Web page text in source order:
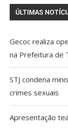
ÚLTIMAS
Gecoc realiza
na Prefeitura de
STJ condena
crimes sexuais
Apresentação